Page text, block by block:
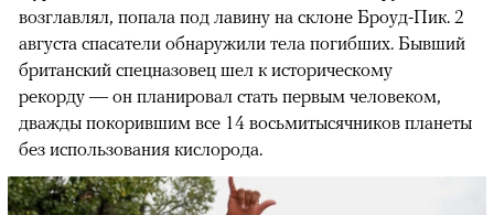
возглавлял, попала под лавину на склоне Броуд-Пик. 2
августа спасатели обнаружили тела погибших. Бывший
британский спецназовец шел к историческому
рекорду — он планировал стать первым человеком,
дважды покорившим все 14 восьмитысячников планеты
без использования кислорода.